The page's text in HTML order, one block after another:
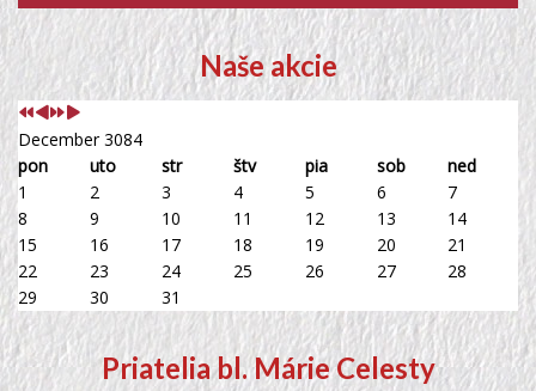
Naše akcie
Predchádzajúci
rok
Predchádzajúci
mesiac
Nasledujúci
rok
Nasledujúci
mesiac
December 3084
pon
uto str štv pia sob
ned
1
2 3 4 5 6
7
8
9 10 11 12 13
14
15
16 17 18 19 20
21
22
23 24 25 26 27
28
29
30 31
Priatelia bl. Márie Celesty